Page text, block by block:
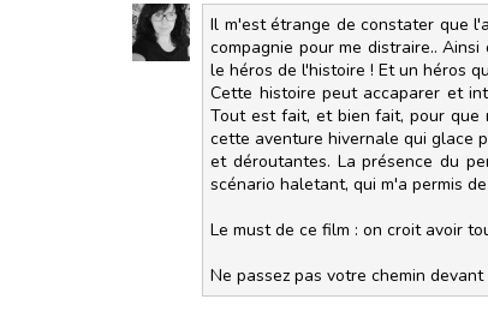
Il m'est étrange de constater que
compagnie pour me distraire..
le héros de l'histoire ! Et un héros
Cette histoire peut accaparer et
Tout est fait, et bien fait, pour que
cette aventure hivernale qui glace
et déroutantes. La présence du
scénario haletant, qui m'a permis
Le must de ce film : on croit avoir
Ne passez pas votre chemin